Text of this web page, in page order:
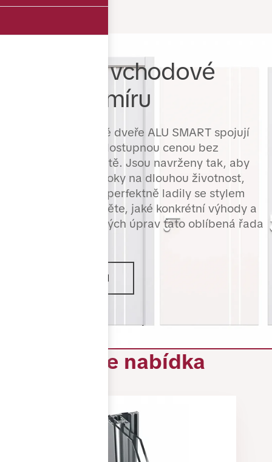
Hliníkové vchodové
dveře na míru
Hliníkové vchodové dveře ALU SMART spojují
moderní design s dostupnou cenou bez
kompromisů v kvalitě. Jsou navrženy tak, aby
splnily nejvyšší nároky na dlouhou životnost,
snadnou údržbu a perfektně ladily se stylem
vašeho domu. Zjistěte, jaké konkrétní výhody a
možnosti povrchových úprav tato oblíbená řada
Naše nabídka